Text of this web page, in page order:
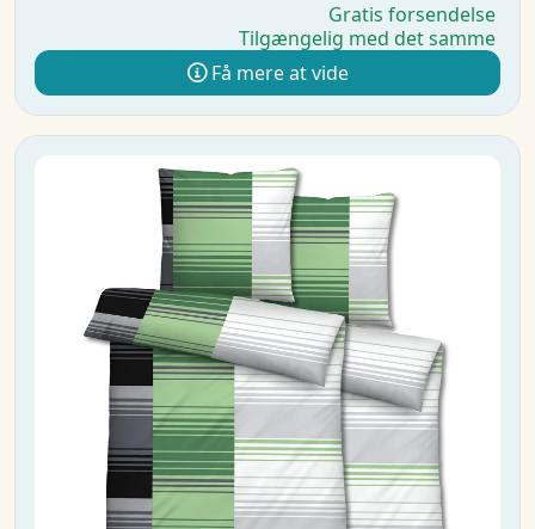
Gratis forsendelse
Tilgængelig med det samme
Få mere at vide